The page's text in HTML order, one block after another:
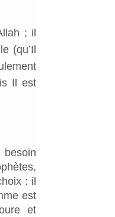
; il
(qu’Il
Il est
: il
est
et